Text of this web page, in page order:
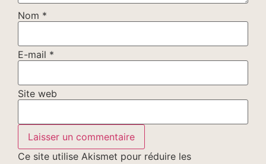
Nom *
E-mail *
Site web
Ce site utilise Akismet pour réduire les